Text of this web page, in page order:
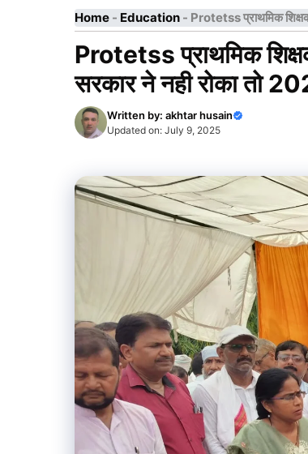
Home - Education - Protetss प्राथमिक
Protetss प्राथमिक
सरकार ने नही रोका तो
Written by: akhtar husain
Updated on: July 9, 2025